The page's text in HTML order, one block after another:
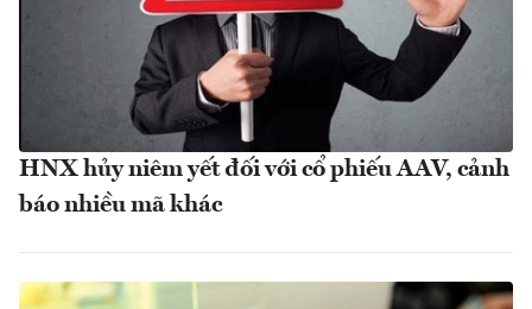
HNX hủy niêm yết đối với cổ phiếu AAV, cảnh
báo nhiều mã khác